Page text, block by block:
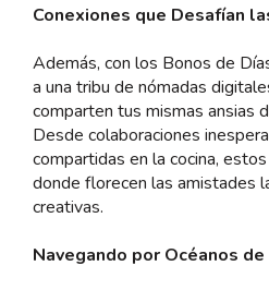
Conexiones que Desafían
Además, con los Bonos de
a una tribu de nómadas
comparten tus mismas ansias
Desde colaboraciones
compartidas en la cocina,
donde florecen las amistades
creativas.
Navegando por Océanos